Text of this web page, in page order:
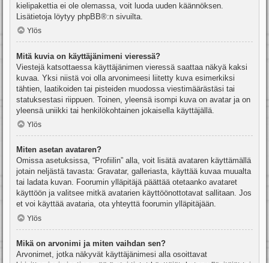
kielipakettia ei ole olemassa, voit luoda uuden käännöksen.
Lisätietoja löytyy phpBB®:n sivuilta.
Ylös
Mitä kuvia on käyttäjänimeni vieressä?
Viestejä katsottaessa käyttäjänimen vieressä saattaa näkyä kaksi
kuvaa. Yksi niistä voi olla arvonimeesi liitetty kuva esimerkiksi
tähtien, laatikoiden tai pisteiden muodossa viestimäärästäsi tai
statuksestasi riippuen. Toinen, yleensä isompi kuva on avatar ja on
yleensä uniikki tai henkilökohtainen jokaisella käyttäjällä.
Ylös
Miten asetan avataren?
Omissa asetuksissa, “Profiilin” alla, voit lisätä avataren käyttämällä
jotain neljästä tavasta: Gravatar, galleriasta, käyttää kuvaa muualta
tai ladata kuvan. Foorumin ylläpitäjä päättää otetaanko avataret
käyttöön ja valitsee mitkä avatarien käyttöönottotavat sallitaan. Jos
et voi käyttää avataria, ota yhteyttä foorumin ylläpitäjään.
Ylös
Mikä on arvonimi ja miten vaihdan sen?
Arvonimet, jotka näkyvät käyttäjänimesi alla osoittavat